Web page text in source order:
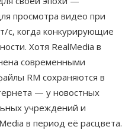
просмотра видео при
с, когда конкурирующие
Хотя RealMedia в
современными
RM сохраняются в
— у новостных
учреждений и
в период её расцвета.